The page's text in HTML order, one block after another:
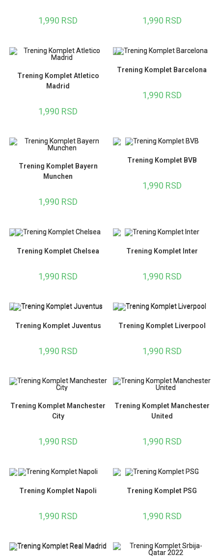
1,990 RSD 1,990 RSD
Trening Komplet Atletico
Madrid
1,990 RSD
Trening Komplet Barcelona
1,990 RSD
Trening Komplet Bayern
Munchen
1,990 RSD
Trening Komplet BVB
1,990 RSD
Trening Komplet Chelsea
1,990 RSD
Trening Komplet Inter
1,990 RSD
Trening Komplet Juventus
1,990 RSD
Trening Komplet Liverpool
1,990 RSD
Trening Komplet Manchester
City
1,990 RSD
Trening Komplet Manchester
United
1,990 RSD
Trening Komplet Napoli
1,990 RSD
Trening Komplet PSG
1,990 RSD